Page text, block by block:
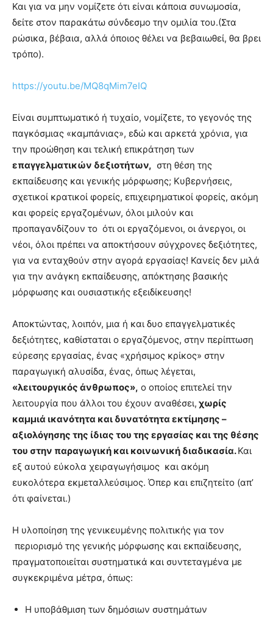
Και για να μην νομίζετε ότι είναι κάποια συνωμοσία,
δείτε στον παρακάτω σύνδεσμο την ομιλία του.(Στα
ρώσικα, βέβαια, αλλά όποιος θέλει να βεβαιωθεί, θα βρει
τρόπο).
https://youtu.be/MQ8qMim7eIQ
Είναι συμπτωματικό ή τυχαίο, νομίζετε, το γεγονός της
παγκόσμιας «καμπάνιας», εδώ και αρκετά χρόνια, για
την προώθηση και τελική επικράτηση των
επαγγελματικών δεξιοτήτων, στη θέση της
εκπαίδευσης και γενικής μόρφωσης; Κυβερνήσεις,
σχετικοί κρατικοί φορείς, επιχειρηματικοί φορείς, ακόμη
και φορείς εργαζομένων, όλοι μιλούν και
προπαγανδίζουν το ότι οι εργαζόμενοι, οι άνεργοι, οι
νέοι, όλοι πρέπει να αποκτήσουν σύγχρονες δεξιότητες,
για να ενταχθούν στην αγορά εργασίας! Κανείς δεν μιλά
για την ανάγκη εκπαίδευσης, απόκτησης βασικής
μόρφωσης και ουσιαστικής εξειδίκευσης!
Αποκτώντας, λοιπόν, μια ή και δυο επαγγελματικές
δεξιότητες, καθίσταται ο εργαζόμενος, στην περίπτωση
εύρεσης εργασίας, ένας «χρήσιμος κρίκος» στην
παραγωγική αλυσίδα, ένας, όπως λέγεται,
«λειτουργικός άνθρωπος», ο οποίος επιτελεί την
λειτουργία που άλλοι του έχουν αναθέσει, χωρίς
καμμιά ικανότητα και δυνατότητα εκτίμησης –
αξιολόγησης της ίδιας του της εργασίας και της θέσης
του στην παραγωγική και κοινωνική διαδικασία.Και
εξ αυτού εύκολα χειραγωγήσιμος και ακόμη
ευκολότερα εκμεταλλεύσιμος. Όπερ και επιζητείτο (απ’
ότι φαίνεται.)
Η υλοποίηση της γενικευμένης πολιτικής για τον
περιορισμό της γενικής μόρφωσης και εκπαίδευσης,
πραγματοποιείται συστηματικά και συντεταγμένα με
συγκεκριμένα μέτρα, όπως:
Η υποβάθμιση των δημόσιων συστημάτων